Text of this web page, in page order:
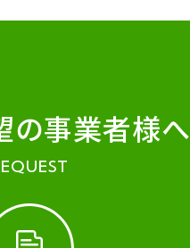
の事業者様へ